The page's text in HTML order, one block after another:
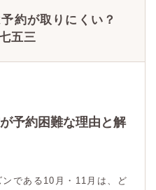
約が取りにくい？
五三
予約困難な理由と解
である10月・11月は、ど